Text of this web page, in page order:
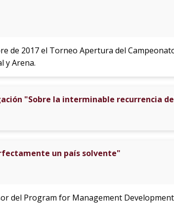
de 2017 el Torneo Apertura del
y Arena.
"Sobre la interminable recurrencia
un país solvente"
del Program for Management Development